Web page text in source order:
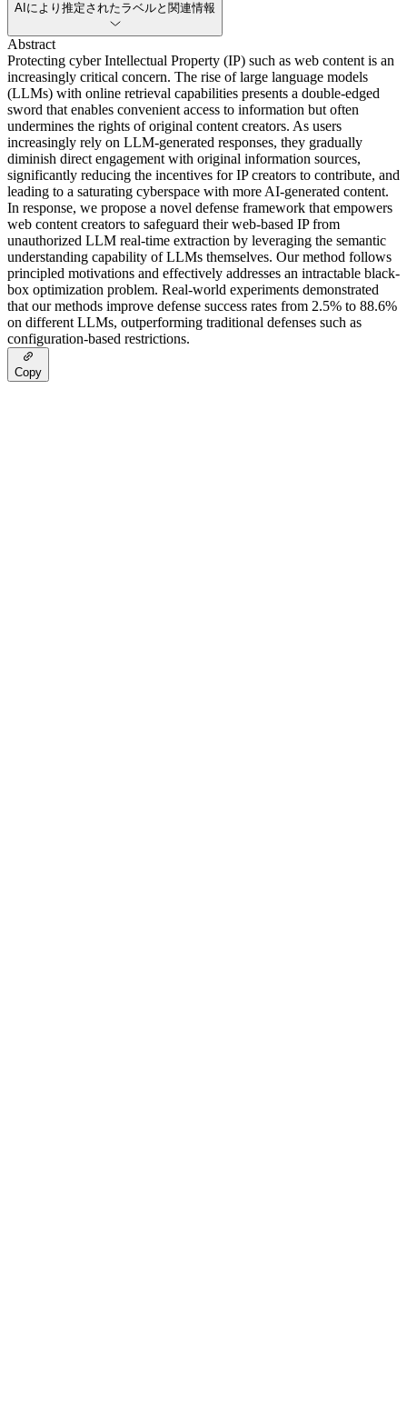
AIにより推定されたラベルと関連情報
Abstract
Protecting cyber Intellectual Property (IP) such as web content is an
increasingly critical concern. The rise of large language models
(LLMs) with online retrieval capabilities presents a double-edged
sword that enables convenient access to information but often
undermines the rights of original content creators. As users
increasingly rely on LLM-generated responses, they gradually
diminish direct engagement with original information sources,
significantly reducing the incentives for IP creators to contribute, and
leading to a saturating cyberspace with more AI-generated content.
In response, we propose a novel defense framework that empowers
web content creators to safeguard their web-based IP from
unauthorized LLM real-time extraction by leveraging the semantic
understanding capability of LLMs themselves. Our method follows
principled motivations and effectively addresses an intractable black-
box optimization problem. Real-world experiments demonstrated
that our methods improve defense success rates from 2.5% to 88.6%
on different LLMs, outperforming traditional defenses such as
configuration-based restrictions.
Copy